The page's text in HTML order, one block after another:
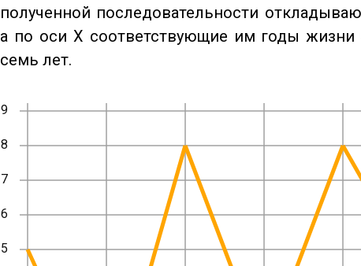
полученной последовательности
а по оси X соответствующие им годы жизни
семь лет.